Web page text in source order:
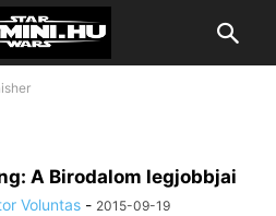
A Birodalom legjobbjai
Voluntas - 2015-09-19